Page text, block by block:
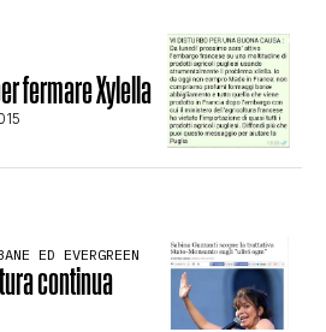
URBANE ED
fermare Xylella
ED EVERGREEN
continua